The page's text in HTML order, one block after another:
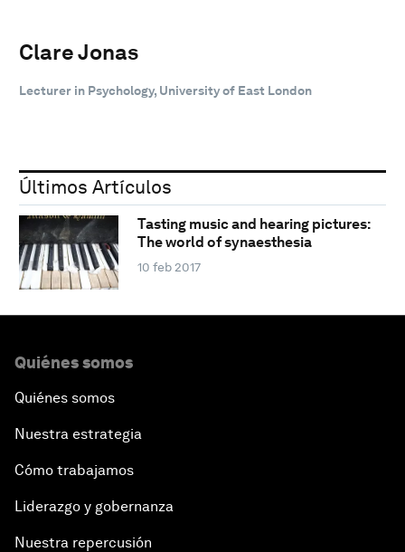
Clare Jonas
Lecturer in Psychology, University of East London
Últimos Artículos
Tasting music and hearing pictures:
The world of synaesthesia
10 feb 2017
Quiénes somos
Quiénes somos
Nuestra estrategia
Cómo trabajamos
Liderazgo y gobernanza
Nuestra repercusión